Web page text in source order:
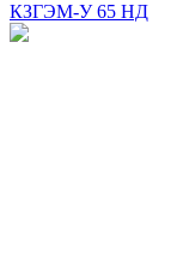
КЗГЭМ-У 65 НД